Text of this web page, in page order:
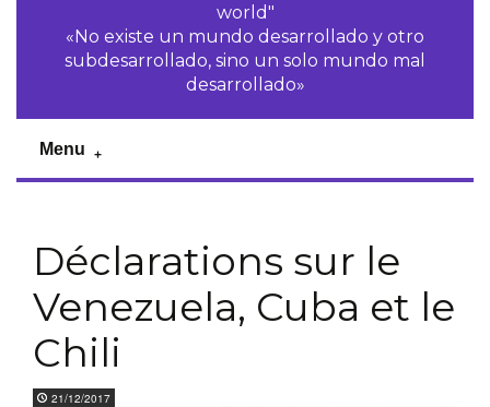
world"
«No existe un mundo desarrollado y otro
subdesarrollado, sino un solo mundo mal
desarrollado»
Menu
Déclarations sur le
Venezuela, Cuba et le
Chili
21/12/2017